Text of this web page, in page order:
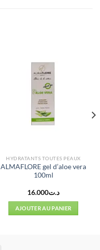
HYDRATANTS TOUTES PEAUX
ALMAFLORE gel d’aloe vera
100ml
د.ت16.000
AJOUTER AU PANIER